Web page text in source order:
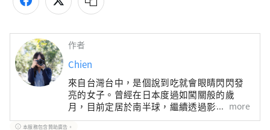
作者
Chien
來自台灣台中，是個說到吃就會眼睛閃閃發
亮的女子。曾經在日本度過如闖關般的歲
月，目前定居於南半球，繼續透過影像與文
字，記錄一段段旅居時光的珍貴回憶與觀察
more
本服務包含贊助廣告。